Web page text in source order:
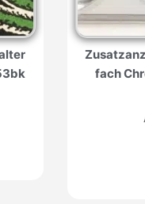
fach